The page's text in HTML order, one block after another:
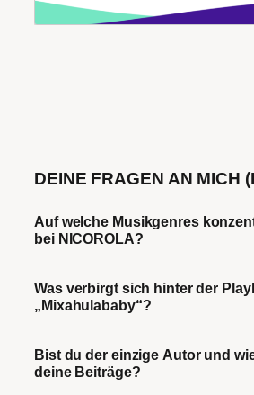
DEINE FRAGEN AN MICH
Auf welche Musikgenres
bei NICOROLA?
Was verbirgt sich hinter der
„Mixahulababy“?
Bist du der einzige Autor und
deine Beiträge?